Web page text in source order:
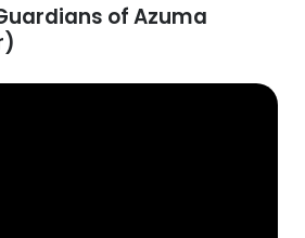
of Azuma